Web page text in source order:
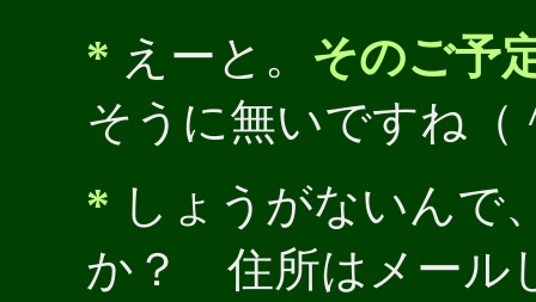
* えーと。 そのご予
そうに無いですね（
* しょうがないんで
か？ 住所はメール